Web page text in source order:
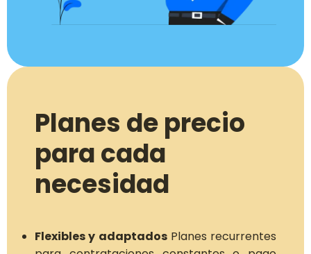
Planes de precio
para cada
necesidad
Flexibles y adaptadosPlanes recurrentes